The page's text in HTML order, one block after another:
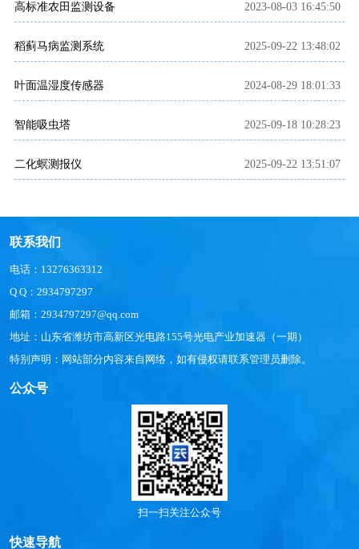
高标准农田监测设备 2023-08-03 16:45:50
稻蓟马病监测系统 2025-09-22 13:48:02
叶面温湿度传感器 2024-08-29 18:01:33
智能吸虫塔 2025-09-18 10:28:23
二化螟测报仪 2025-09-22 13:51:07
联系我们
电话：13276363312
Q Q：2934797297
邮箱：2934797297@qq.com
地址：山东省潍坊市高新区光电路155号光电产业加速器（一期）
特别声明：网站部分内容来自网络，如有侵权请联系管理员删除。
公众号
扫一扫关注公众号
快速导航